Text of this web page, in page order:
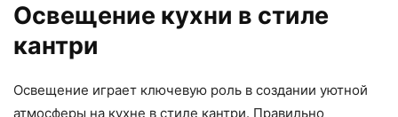
Освещение кухни в стиле
кантри
Освещение играет ключевую роль в создании уютной
атмосферы на кухне в стиле кантри. Правильно